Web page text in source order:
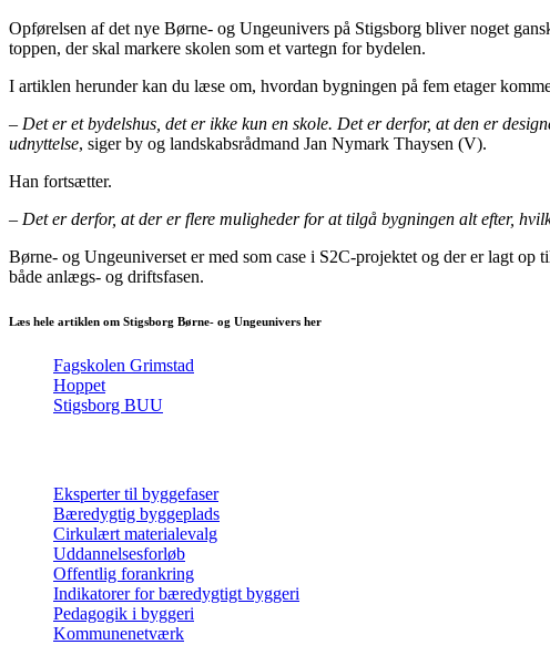
Opførelsen af det nye Børne- og Ungeunivers på Stigsborg bliver noget
toppen, der skal markere skolen som et vartegn for bydelen.
I artiklen herunder kan du læse om, hvordan bygningen på fem etager
– Det er et bydelshus, det er ikke kun en skole. Det er derfor, at den er
udnyttelse, siger by og landskabsrådmand Jan Nymark Thaysen (V).
Han fortsætter.
– Det er derfor, at der er flere muligheder for at tilgå bygningen alt efter,
Børne- og Ungeuniverset er med som case i S2C-projektet og der er lagt
både anlægs- og driftsfasen.
Læs hele artiklen om Stigsborg Børne- og Ungeunivers her
Fagskolen Grimstad
Hoppet
Stigsborg BUU
Eksperter til byggefaser
Bæredygtig byggeplads
Cirkulært materialevalg
Uddannelsesforløb
Offentlig forankring
Indikatorer for bæredygtigt byggeri
Pedagogik i byggeri
Kommunenetværk